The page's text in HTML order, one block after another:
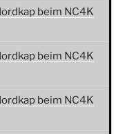
beim NC4K
beim NC4K
beim NC4K